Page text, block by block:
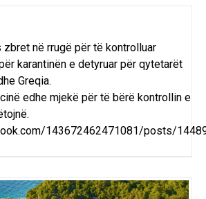
zbret në rrugë për të kontrolluar
karantinën e detyruar për qytetarët
Greqia.
edhe mjekë për të bërë kontrollin e
143672462471081/posts/